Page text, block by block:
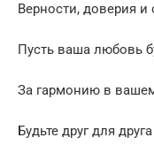
Верности, доверия и
Пусть ваша любовь
За гармонию в
Будьте друг для